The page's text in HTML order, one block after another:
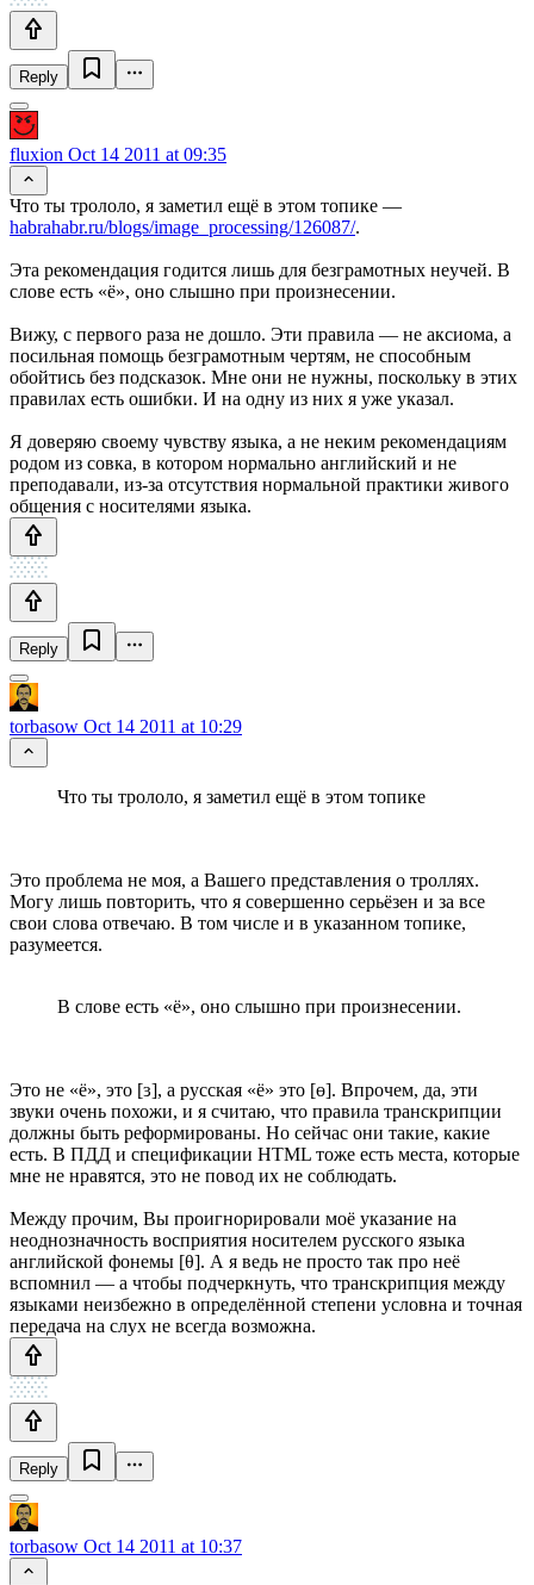
Reply
fluxion Oct 14 2011 at 09:35
Что ты трололо, я заметил ещё в этом топике —
habrahabr.ru/blogs/image_processing/126087/.
Эта рекомендация годится лишь для безграмотных неучей. В
слове есть «ё», оно слышно при произнесении.
Вижу, с первого раза не дошло. Эти правила — не аксиома, а
посильная помощь безграмотным чертям, не способным
обойтись без подсказок. Мне они не нужны, поскольку в этих
правилах есть ошибки. И на одну из них я уже указал.
Я доверяю своему чувству языка, а не неким рекомендациям
родом из совка, в котором нормально английский и не
преподавали, из-за отсутствия нормальной практики живого
общения с носителями языка.
Reply
torbasow Oct 14 2011 at 10:29
Что ты трололо, я заметил ещё в этом топике
Это проблема не моя, а Вашего представления о троллях.
Могу лишь повторить, что я совершенно серьёзен и за все
свои слова отвечаю. В том числе и в указанном топике,
разумеется.
В слове есть «ё», оно слышно при произнесении.
Это не «ё», это [ɜ], а русская «ё» это [ɵ]. Впрочем, да, эти
звуки очень похожи, и я считаю, что правила транскрипции
должны быть реформированы. Но сейчас они такие, какие
есть. В ПДД и спецификации HTML тоже есть места, которые
мне не нравятся, это не повод их не соблюдать.
Между прочим, Вы проигнорировали моё указание на
неоднозначность восприятия носителем русского языка
английской фонемы [θ]. А я ведь не просто так про неё
вспомнил — а чтобы подчеркнуть, что транскрипция между
языками неизбежно в определённой степени условна и точная
передача на слух не всегда возможна.
Reply
torbasow Oct 14 2011 at 10:37